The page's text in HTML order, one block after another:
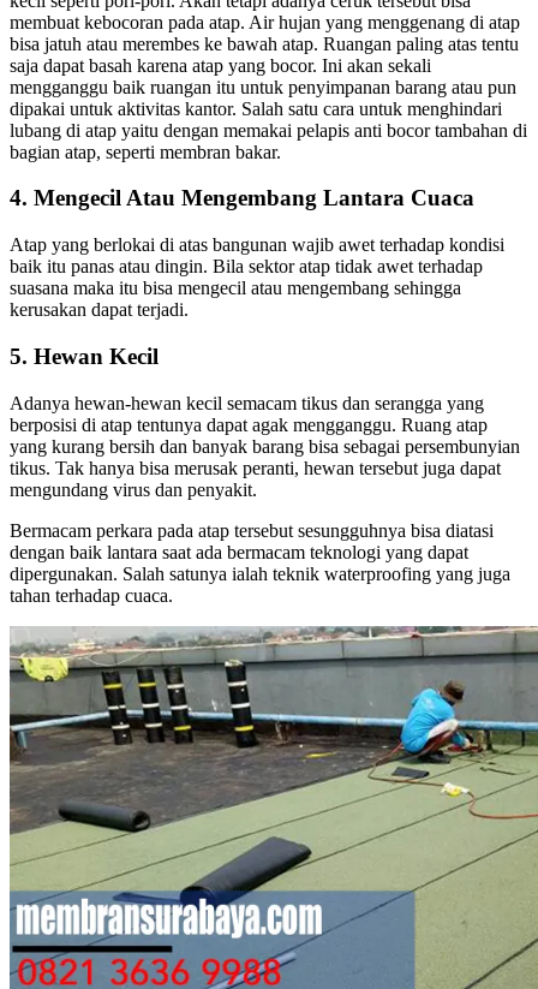
membuat kebocoran pada atap. Air hujan yang menggenang di atap
bisa jatuh atau merembes ke bawah atap. Ruangan paling atas tentu
saja dapat basah karena atap yang bocor. Ini akan sekali
mengganggu baik ruangan itu untuk penyimpanan barang atau pun
dipakai untuk aktivitas kantor. Salah satu cara untuk menghindari
lubang di atap yaitu dengan memakai pelapis anti bocor tambahan di
bagian atap, seperti membran bakar.
4. Mengecil Atau Mengembang Lantara Cuaca
Atap yang berlokai di atas bangunan wajib awet terhadap kondisi
baik itu panas atau dingin. Bila sektor atap tidak awet terhadap
suasana maka itu bisa mengecil atau mengembang sehingga
kerusakan dapat terjadi.
5. Hewan Kecil
Adanya hewan-hewan kecil semacam tikus dan serangga yang
berposisi di atap tentunya dapat agak mengganggu. Ruang atap
yang kurang bersih dan banyak barang bisa sebagai persembunyian
tikus. Tak hanya bisa merusak peranti, hewan tersebut juga dapat
mengundang virus dan penyakit.
Bermacam perkara pada atap tersebut sesungguhnya bisa diatasi
dengan baik lantara saat ada bermacam teknologi yang dapat
dipergunakan. Salah satunya ialah teknik waterproofing yang juga
tahan terhadap cuaca.